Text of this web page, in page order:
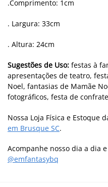
.Comprimento: 1cm
. Largura: 33cm
. Altura: 24cm
Sugestões de Uso: festas à
apresentações de teatro,
Noel, fantasias de Mamãe
fotográficos, festa de
Nossa Loja Física e Estoque
em Brusque SC.
Acompanhe nosso dia a dia
@emfantasybq